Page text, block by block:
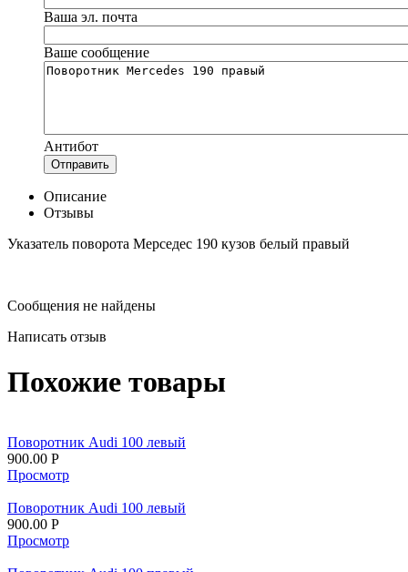
Ваша эл. почта
Ваше сообщение
Антибот
Отправить
Описание
Отзывы
Указатель поворота Мерседес 190 кузов белый правый
Сообщения не найдены
Написать отзыв
Похожие товары
Поворотник Audi 100 левый
900.00 Р
Просмотр
Поворотник Audi 100 левый
900.00 Р
Просмотр